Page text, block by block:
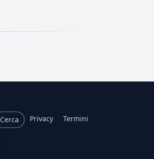
Cerca Privacy Termini